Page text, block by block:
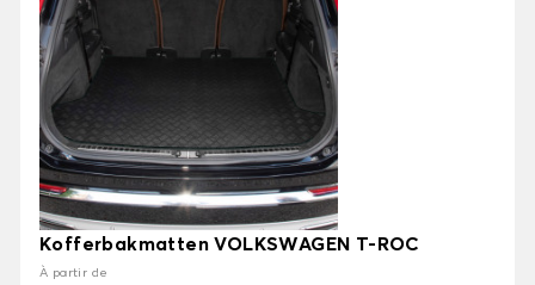
Kofferbakmatten VOLKSWAGEN T-ROC
À partir de